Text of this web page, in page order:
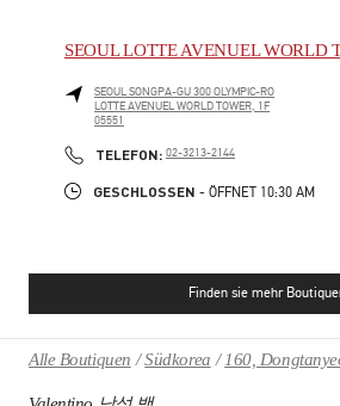
SEOUL LOTTE AVENUEL WORLD
SEOULSONGPA-GU300 OLYMPIC-RO
LOTTE AVENUEL WORLD TOWER, 1F
05551
TELEFON: PHONE
02-3213-2144
GESCHLOSSEN - ÖFFNET 10:30 AM
Finden sie mehr
Alle Boutiquen Südkorea 160,